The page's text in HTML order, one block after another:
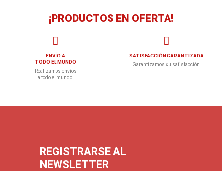
¡PRODUCTOS EN OFERTA!
ENVÍO A
TODO EL MUNDO
Realizamos envíos
a todo el mundo.
SATISFACCIÓN GARANTIZADA
Garantizamos su satisfacción.
REGISTRARSE AL
NEWSLETTER